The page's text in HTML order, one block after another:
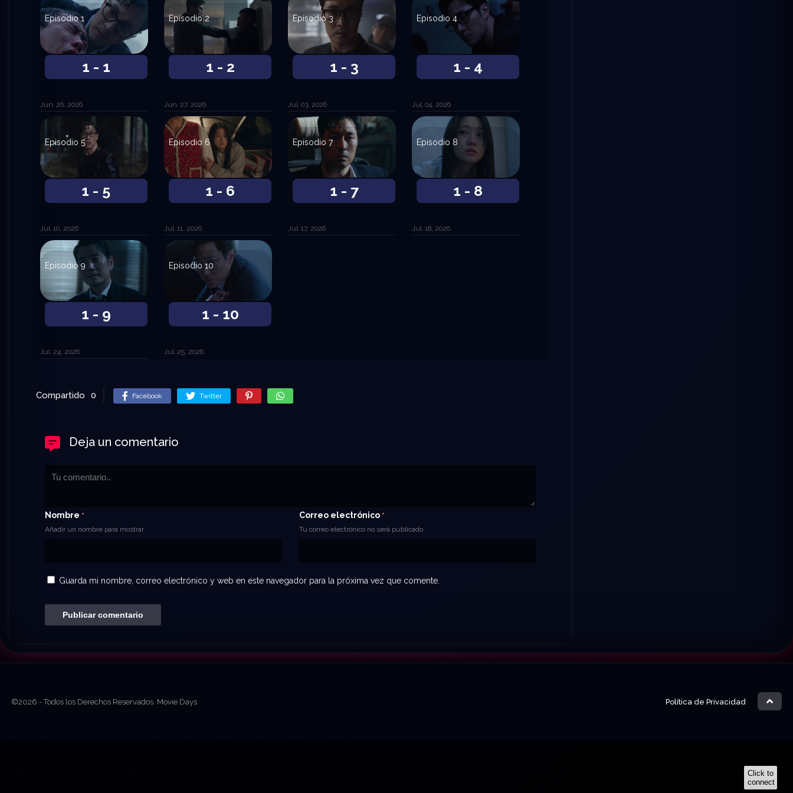
1 - 1
Episodio 1
Jun. 26, 2026
1 - 2
Episodio 2
Jun. 27, 2026
1 - 3
Episodio 3
Jul. 03, 2026
1 - 4
Episodio 4
Jul. 04, 2026
1 - 5
Episodio 5
Jul. 10, 2026
1 - 6
Episodio 6
Jul. 11, 2026
1 - 7
Episodio 7
Jul. 17, 2026
1 - 8
Episodio 8
Jul. 18, 2026
1 - 9
Episodio 9
Jul. 24, 2026
1 - 10
Episodio 10
Jul. 25, 2026
Compartido 0 Facebook Twitter
Deja un comentario
Nombre *
Añadir un nombre para mostrar
Correo electrónico *
Tu correo electrónico no será publicado
Guarda mi nombre, correo electrónico y web en este navegador para la próxima vez que comente.
©2026 - Todos los Derechos Reservados. Movie Days Política de Privacidad